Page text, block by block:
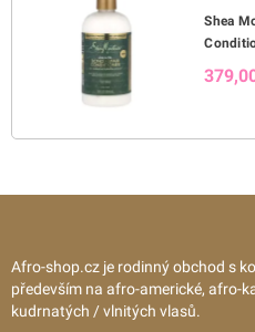
Shea
Afro-shop.cz je rodinný obchod s
především na afro-americké, afro-
kudrnatých / vlnitých vlasů.